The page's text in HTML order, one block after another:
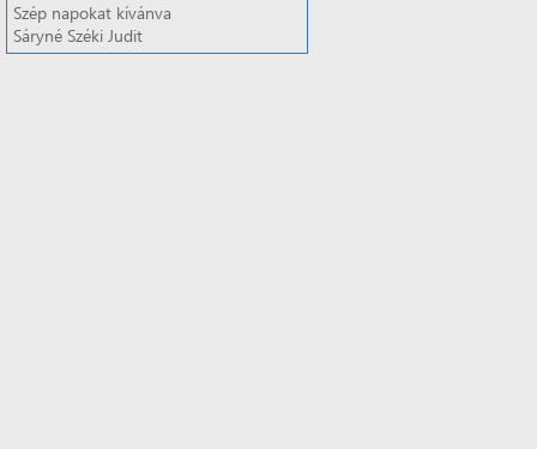
Szép napokat kívánva
Sáryné Széki Judit